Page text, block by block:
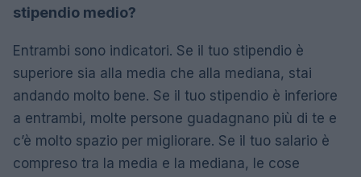
stipendio medio?
Entrambi sono indicatori. Se il tuo stipendio è
superiore sia alla media che alla mediana, stai
andando molto bene. Se il tuo stipendio è inferiore
a entrambi, molte persone guadagnano più di te e
c’è molto spazio per migliorare. Se il tuo salario è
compreso tra la media e la mediana, le cose